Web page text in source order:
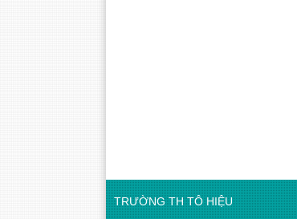
TRƯỜNG TH TÔ HIỆU